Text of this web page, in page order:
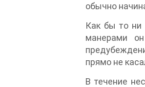
обычно
Как бы то ни
манерами
прямо не
В течение